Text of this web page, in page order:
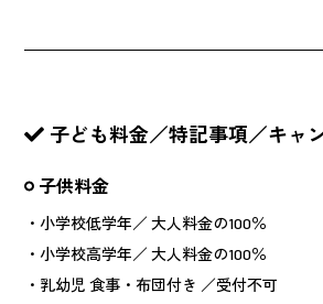
子ども料金／特記事項／キャ
子供料金
・小学校低学年／ 大人料金の100％
・小学校高学年／ 大人料金の100％
・乳幼児 食事・布団付き ／受付不可